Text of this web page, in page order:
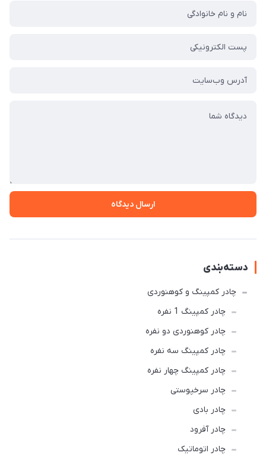
ارسال دیدگاه
دسته‌بندی
چادر کمپینگ و کوهنوردی
چادر کمپینگ 1 نفره
چادر کوهنوردی دو نفره
چادر كمپينگ سه نفره
چادر کمپینگ چهار نفره
چادر سرخپوستی
چادر بادی
چادر آفرود
چادر اتوماتیک